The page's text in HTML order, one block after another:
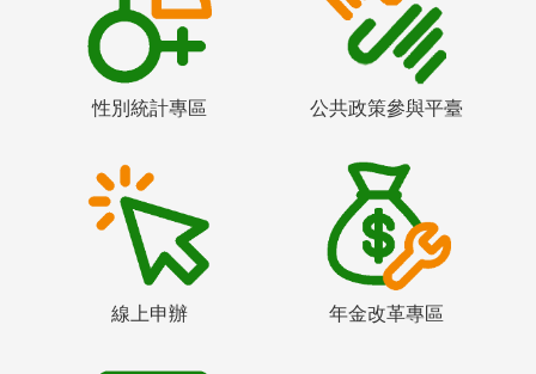
性別統計專區 公共政策參與平臺
線上申辦 年金改革專區